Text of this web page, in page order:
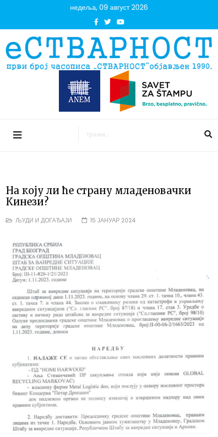
недеља, 09 август 2026
На коју ли ће страну младеновачки
Кинези?
ЉУДИ И ДОГАЂАЈИ 15 ЈАНУАР 2024